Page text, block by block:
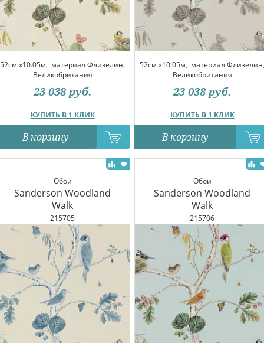
52см x10.05м, материал Флизелин,
Великобритания
КУПИТЬ В 1 КЛИК
23 038 руб.
В корзину
52см x10.05м, материал Флизелин,
Великобритания
КУПИТЬ В 1 КЛИК
23 038 руб.
В корзину
Обои
Sanderson Woodland
Walk
215705
Обои
Sanderson Woodland
Walk
215706